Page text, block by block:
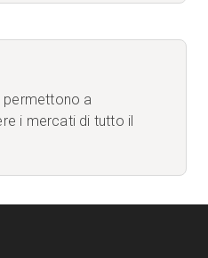
permettono a
i mercati di tutto il